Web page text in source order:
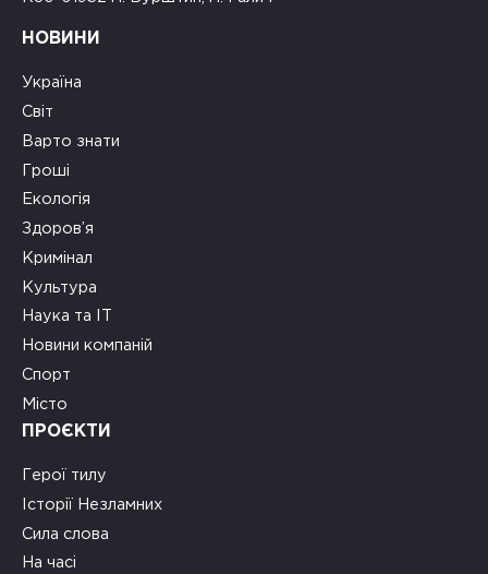
НОВИНИ
Україна
Світ
Варто знати
Гроші
Екологія
Здоров’я
Кримінал
Культура
Наука та ІТ
Новини компаній
Спорт
Місто
ПРОЄКТИ
Герої тилу
Історії Незламних
Сила слова
На часі